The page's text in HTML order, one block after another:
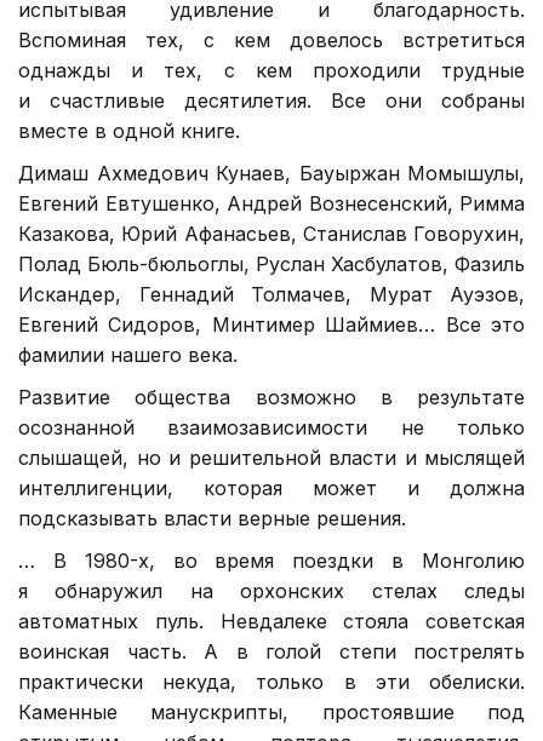
испытывая удивление и благодарность.
Вспоминая тех, с кем довелось встретиться
однажды и тех, с кем проходили трудные
и счастливые десятилетия. Все они собраны
вместе в одной книге.
Димаш Ахмедович Кунаев, Бауыржан Момышулы,
Евгений Евтушенко, Андрей Вознесенский, Римма
Казакова, Юрий Афанасьев, Станислав Говорухин,
Полад Бюль-бюльоглы, Руслан Хасбулатов, Фазиль
Искандер, Геннадий Толмачев, Мурат Ауэзов,
Евгений Сидоров, Минтимер Шаймиев… Все это
фамилии нашего века.
Развитие общества возможно в результате
осознанной взаимозависимости не только
слышащей, но и решительной власти и мыслящей
интеллигенции, которая может и должна
подсказывать власти верные решения.
… В 1980-х, во время поездки в Монголию
я обнаружил на орхонских стелах следы
автоматных пуль. Невдалеке стояла советская
воинская часть. А в голой степи пострелять
практически некуда, только в эти обелиски.
Каменные манускрипты, простоявшие под